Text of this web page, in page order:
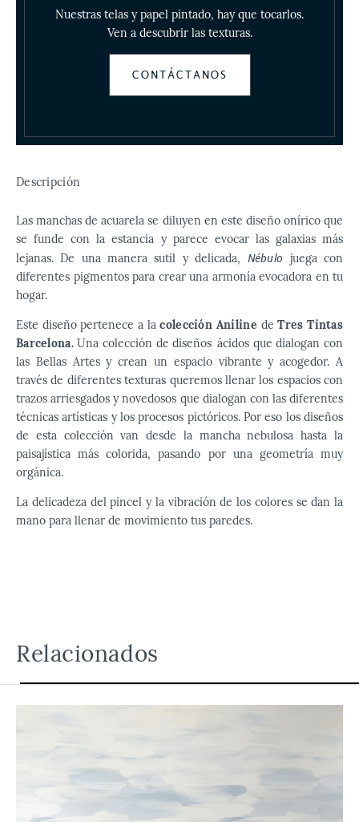
Nuestras telas y papel pintado, hay que tocarlos.
Ven a descubrir las texturas.
CONTÁCTANOS
Descripción
Las manchas de acuarela se diluyen en este diseño onírico que
se funde con la estancia y parece evocar las galaxias más
lejanas. De una manera sutil y delicada, Nébulo juega con
diferentes pigmentos para crear una armonía evocadora en tu
hogar.
Este diseño pertenece a lacolección Aniline deTres Tintas
Barcelona.Una colección de diseños ácidos que dialogan con
las Bellas Artes y crean un espacio vibrante y acogedor. A
través de diferentes texturas queremos llenar los espacios con
trazos arriesgados y novedosos que dialogan con las diferentes
técnicas artísticas y los procesos pictóricos. Por eso los diseños
de esta colección van desde la mancha nebulosa hasta la
paisajística más colorida, pasando por una geometría muy
orgánica.
La delicadeza del pincel y la vibración de los colores se dan la
mano para llenar de movimiento tus paredes.
Relacionados